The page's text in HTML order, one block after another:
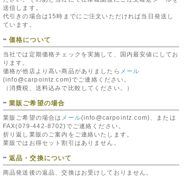
25,360 円（税込）
バイパー VIPER 8632(1個)
赤LED(VIPER 8632)
200 円（税込）
クリフォード CLIFFORD
905295 ワイヤレスイモビ
1,000 円（税込）
送信します。
代引きの場合は15時までにご注文いただければ当日発送し
ています。
価格について
当社では定期価格チェックを実施して、国内最安値にしてお
ります。
価格が他店より高い商品がありましたら メール
(info@carpointz.com)でご連絡ください。
（消費税、送料込みで比較してください。）
業販ご希望の場合
業販ご希望の場合は メール(info@carpointz.com)、または
FAX(079-442-8702)でご連絡ください。
折り返し業販のご案内をご連絡いたします。
業販ではお得セット割引はありません。
返品・交換について
商品発送後の返品、交換はお受けしておりません。